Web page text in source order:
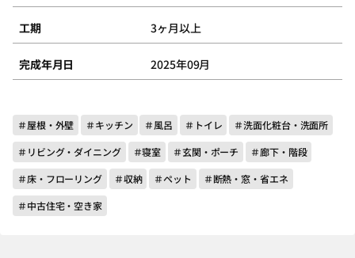
工期 3ヶ月以上
完成年月日 2025年09月
＃屋根・外壁 ＃キッチン ＃風呂 ＃トイレ
＃洗面化粧台・洗面所
＃リビング・ダイニング
＃寝室 ＃玄関・ポーチ
＃廊下・階段
＃床・フローリング
＃収納 ＃ペット
＃断熱・窓・省エネ
＃中古住宅・空き家